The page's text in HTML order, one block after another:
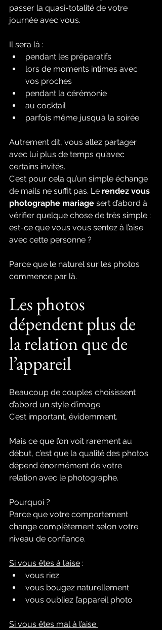
passer la quasi-totalité de votre
journée avec vous.
Il sera là :
pendant les préparatifs
lors de moments intimes avec
vos proches
pendant la cérémonie
au cocktail
parfois même jusqu’à la soirée
Autrement dit, vous allez partager
avec lui plus de temps qu’avec
certains invités.
C’est pour cela qu’un simple échange
de mails ne suffit pas. Le rendez vous
photographe mariage sert d’abord à
vérifier quelque chose de très simple :
est-ce que vous vous sentez à l’aise
avec cette personne ?
Parce que le naturel sur les photos
commence par là.
Les photos
dépendent plus de
la relation que de
l’appareil
Beaucoup de couples choisissent
d’abord un style d’image.
C’est important, évidemment.
Mais ce que l’on voit rarement au
début, c’est que la qualité des photos
dépend énormément de votre
relation avec le photographe.
Pourquoi ?
Parce que votre comportement
change complètement selon votre
niveau de confiance.
Si vous êtes à l’aise :
vous riez
vous bougez naturellement
vous oubliez l’appareil photo
Si vous êtes mal à l’aise :